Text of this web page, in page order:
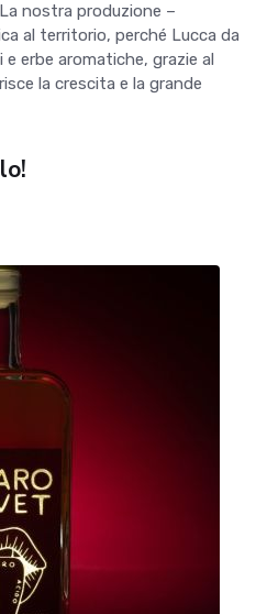
nostra produzione –
al territorio, perché Lucca da
erbe aromatiche, grazie al
la crescita e la grande